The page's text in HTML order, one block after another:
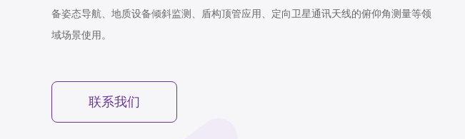
备姿态导航、地质设备倾斜监测、盾构顶管应用、定向卫星通讯天线的俯仰角测量等领
域场景使用。
联系我们